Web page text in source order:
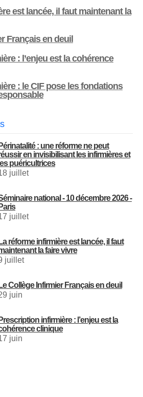
est lancée, il faut maintenant la
Français en deuil
: l’enjeu est la cohérence
: le CIF pose les fondations
Périnatalité : une réforme ne peut
en invisibilisant les infirmières et
les puéricultrices
juillet
national - 10 décembre 2026 -
Paris
juillet
La réforme infirmière est lancée, il faut
la faire vivre
juillet
Le Collège Infirmier Français en deuil
juin
Prescription infirmière : l’enjeu est la
clinique
juin